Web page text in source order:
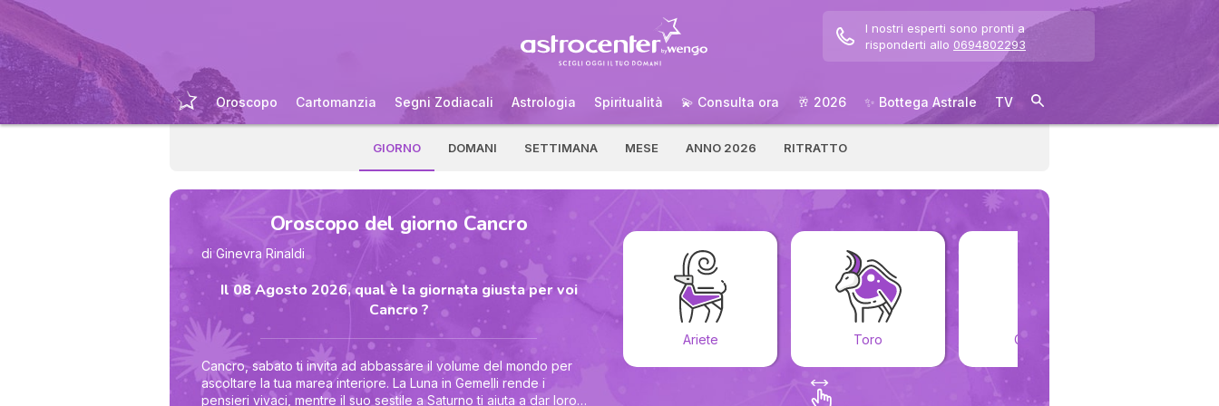
I nostri esperti sono pronti a
risponderti allo 0694802293
Oroscopo Cartomanzia Segni Zodiacali Astrologia Spiritualità 💫 Consulta ora 🥂 2026 ✨ Bottega Astrale TV
GIORNO DOMANI SETTIMANA MESE ANNO 2026 RITRATTO
Oroscopo del giorno Cancro
di Ginevra Rinaldi
Il 08 Agosto 2026, qual è la giornata giusta per voi
Cancro ?
Cancro, sabato ti invita ad abbassare il volume del mondo per
ascoltare la tua marea interiore. La Luna in Gemelli rende i
pensieri vivaci, mentre il suo sestile a Saturno ti aiuta a dar loro
Ariete Toro Gemelli